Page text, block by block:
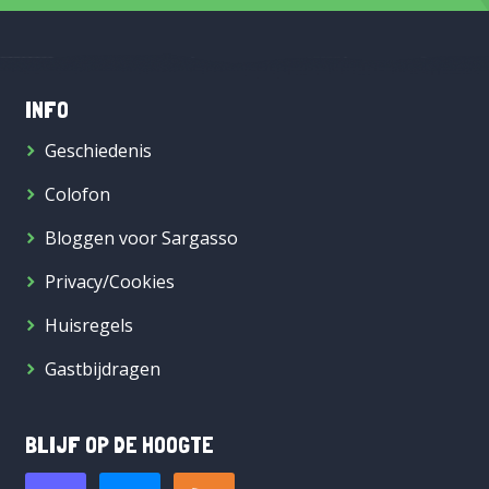
INFO
Geschiedenis
Colofon
Bloggen voor Sargasso
Privacy/Cookies
Huisregels
Gastbijdragen
BLIJF OP DE HOOGTE